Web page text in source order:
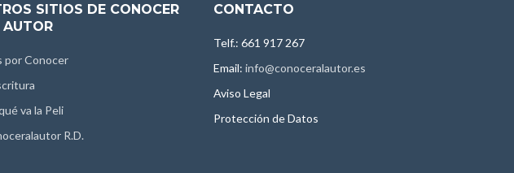
SITIOS DE CONOCER
por Conocer
va la Peli
R.D.
CONTACTO
Telf.: 661 917 267
Email: info@conoceralautor.es
Aviso Legal
Protección de Datos